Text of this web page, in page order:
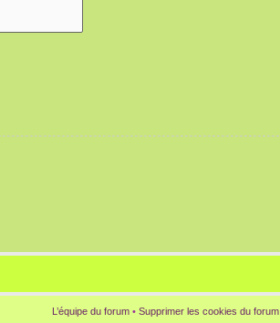
L’équipe du forum • Supprimer les cookies du forum